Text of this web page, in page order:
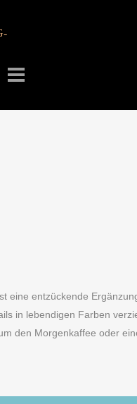
eine entzückende
in lebendigen Farben
den Morgenkaffee oder